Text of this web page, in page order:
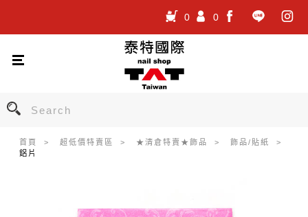
0
0
首頁 超低價特賣區 ★清倉特賣★飾品
飾品/貼紙
鋁片